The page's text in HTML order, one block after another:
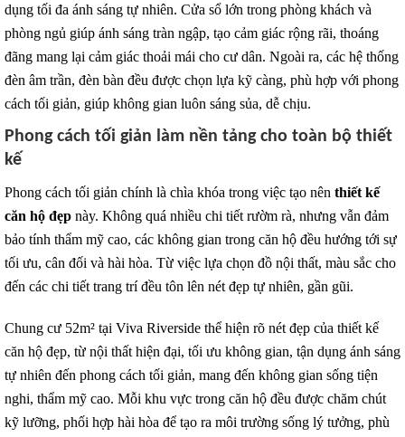
dụng tối đa ánh sáng tự nhiên. Cửa sổ lớn trong phòng khách và
phòng ngủ giúp ánh sáng tràn ngập, tạo cảm giác rộng rãi, thoáng
đãng mang lại cảm giác thoải mái cho cư dân. Ngoài ra, các hệ thống
đèn âm trần, đèn bàn đều được chọn lựa kỹ càng, phù hợp với phong
cách tối giản, giúp không gian luôn sáng sủa, dễ chịu.
Phong cách tối giản làm nền tảng cho toàn bộ thiết
kế
Phong cách tối giản chính là chìa khóa trong việc tạo nên thiết kế
căn hộ đẹp này. Không quá nhiều chi tiết rườm rà, nhưng vẫn đảm
bảo tính thẩm mỹ cao, các không gian trong căn hộ đều hướng tới sự
tối ưu, cân đối và hài hòa. Từ việc lựa chọn đồ nội thất, màu sắc cho
đến các chi tiết trang trí đều tôn lên nét đẹp tự nhiên, gần gũi.
Chung cư 52m² tại Viva Riverside thể hiện rõ nét đẹp của thiết kế
căn hộ đẹp, từ nội thất hiện đại, tối ưu không gian, tận dụng ánh sáng
tự nhiên đến phong cách tối giản, mang đến không gian sống tiện
nghi, thẩm mỹ cao. Mỗi khu vực trong căn hộ đều được chăm chút
kỹ lưỡng, phối hợp hài hòa để tạo ra môi trường sống lý tưởng, phù